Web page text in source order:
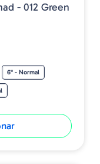
- 012 Green
6" - Normal